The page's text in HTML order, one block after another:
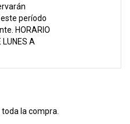
período
HORARIO
LUNES A
la compra.